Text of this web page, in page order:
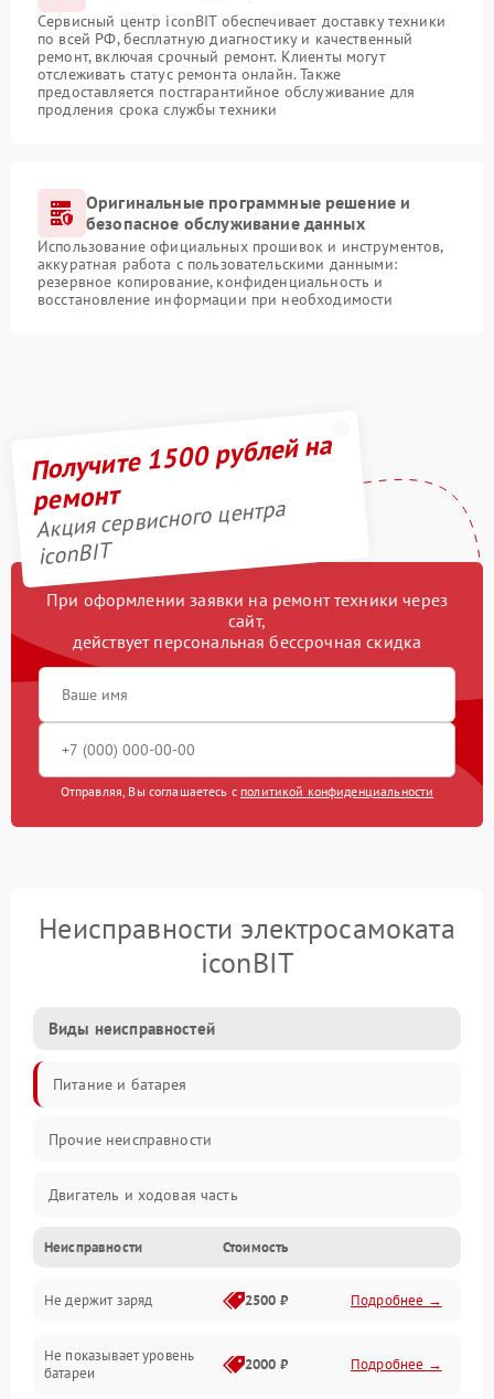
Сервисный центр iconBIT обеспечивает доставку техники
по всей РФ, бесплатную диагностику и качественный
ремонт, включая срочный ремонт. Клиенты могут
отслеживать статус ремонта онлайн. Также
предоставляется постгарантийное обслуживание для
продления срока службы техники
Оригинальные программные решение и
безопасное обслуживание данных
Использование официальных прошивок и инструментов,
аккуратная работа с пользовательскими данными:
резервное копирование, конфиденциальность и
восстановление информации при необходимости
Получите 1500 рублей на
ремонт
Акция сервисного центра
iconBIT
При оформлении заявки на ремонт техники через
сайт,
действует персональная бессрочная скидка
Отправляя, Вы соглашаетесь с политикой конфиденциальности
Неисправности электросамоката
iconBIT
Виды неисправностей
Питание и батарея
Прочие неисправности
Двигатель и ходовая часть
Тормоза и безопасность
Подвеска и колеса
Электроника и управление
Неисправности Стоимость
Не держит заряд 2500 ₽ Подробнее →
Не показывает уровень
батареи
2000 ₽ Подробнее →